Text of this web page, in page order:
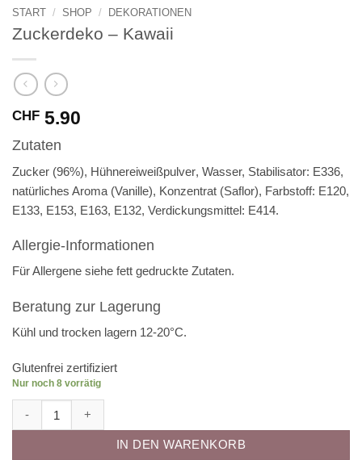
START / SHOP / DEKORATIONEN
Zuckerdeko – Kawaii
CHF 5.90
Zutaten
Zucker (96%), Hühnereiweißpulver, Wasser, Stabilisator: E336,
natürliches Aroma (Vanille), Konzentrat (Saflor), Farbstoff: E120,
E133, E153, E163, E132, Verdickungsmittel: E414.
Allergie-Informationen
Für Allergene siehe fett gedruckte Zutaten.
Beratung zur Lagerung
Kühl und trocken lagern 12-20°C.
Glutenfrei zertifiziert
Nur noch 8 vorrätig
IN DEN WARENKORB